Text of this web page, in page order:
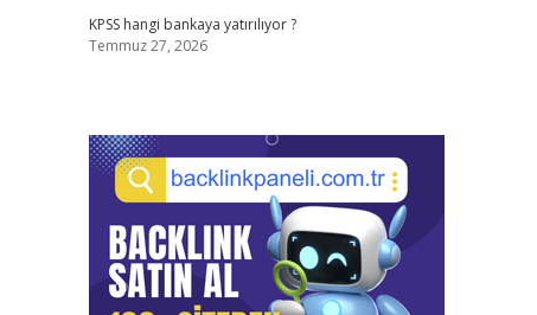
KPSS hangi bankaya yatırılıyor ?
Temmuz 27, 2026